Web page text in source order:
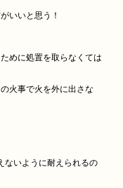
いいと思う！
めに処置を取らなくては
火事で火を外に出さな
ないように耐えられるの